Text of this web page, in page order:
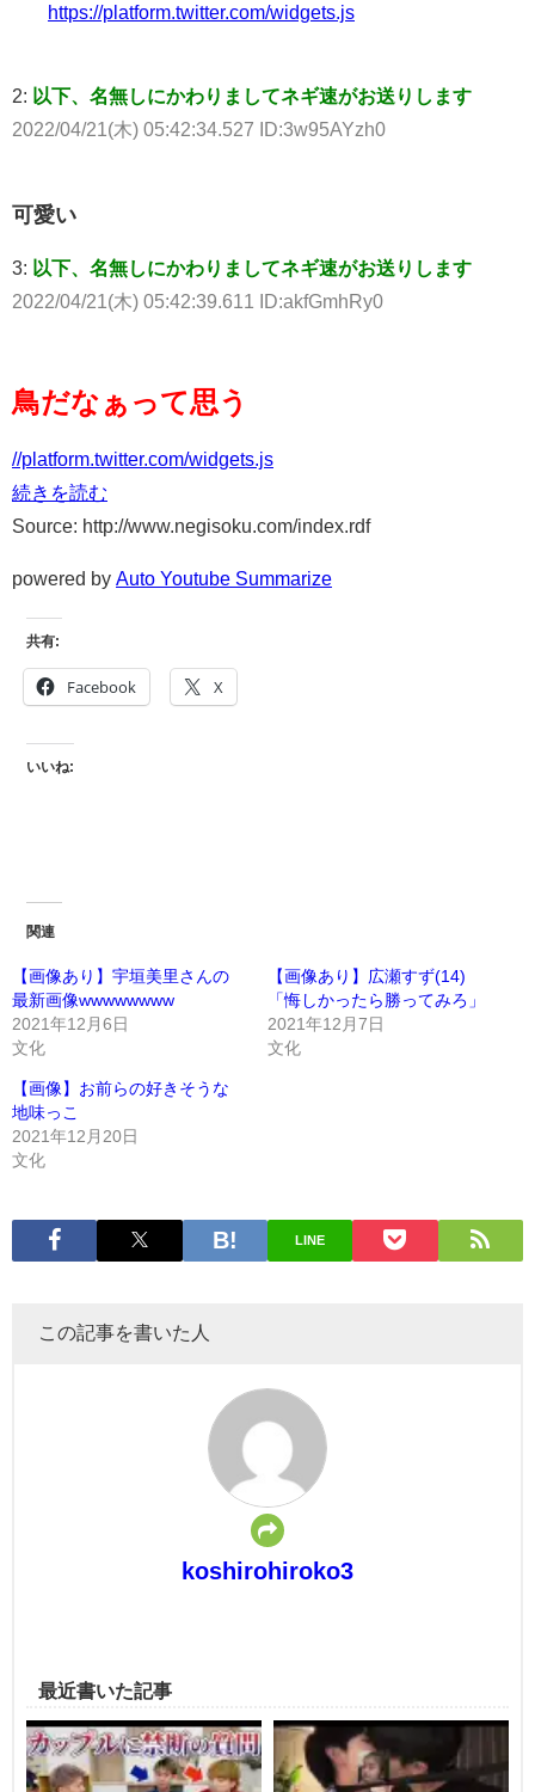
https://platform.twitter.com/widgets.js
2: 以下、名無しにかわりましてネギ速がお送りします
2022/04/21(木) 05:42:34.527 ID:3w95AYzh0
可愛い
3: 以下、名無しにかわりましてネギ速がお送りします
2022/04/21(木) 05:42:39.611 ID:akfGmhRy0
鳥だなぁって思う
//platform.twitter.com/widgets.js
続きを読む
Source: http://www.negisoku.com/index.rdf
powered by Auto Youtube Summarize
共有:
Facebook X
いいね:
関連
【画像あり】宇垣美里さんの
最新画像wwwwwwww
2021年12月6日
文化
【画像あり】広瀬すず(14)
「悔しかったら勝ってみろ」
2021年12月7日
文化
【画像】お前らの好きそうな
地味っこ
2021年12月20日
文化
LINE
この記事を書いた人
koshirohiroko3
最近書いた記事